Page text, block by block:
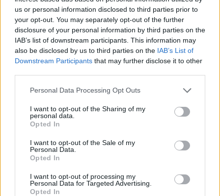
us or personal information disclosed to third parties prior to
your opt-out. You may separately opt-out of the further
disclosure of your personal information by third parties on the
IAB’s list of downstream participants. This information may
also be disclosed by us to third parties on the IAB’s List of
Downstream Participants that may further disclose it to other
Personal Data Processing Opt Outs
I want to opt-out of the Sharing of my
personal data.
Opted In
I want to opt-out of the Sale of my
Personal Data.
Opted In
I want to opt-out of processing my
Personal Data for Targeted Advertising.
Opted In
HEALTH REPORT ΘΈΜΑ 1
Τι παιχνίδια παίζει η κυβέρνηση με τη
νομοθετική διάταξη για
Η Συντακτική ομάδα του Libre
24 Ιανουαρίου, 2023
Οι βουλευτές του ΣΥΡΙΖΑ-ΠΣ ζητούν από
τον Εισαγγελέα του Αρείου Πάγου, κ. Ισίδωρο
μηνυτήρια αναφορά τους για το ΙΦΕΤ. Ειδικότερα,
συνάντηση με εκπροσώπους του σωματείου